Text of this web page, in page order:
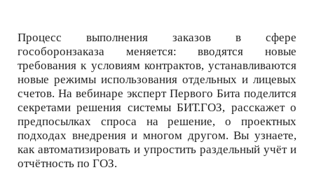
Процесс выполнения заказов в сфере
гособоронзаказа меняется: вводятся новые
требования к условиям контрактов, устанавливаются
новые режимы использования отдельных и лицевых
счетов. На вебинаре эксперт Первого Бита поделится
секретами решения системы БИТ.ГОЗ, расскажет о
предпосылках спроса на решение, о проектных
подходах внедрения и многом другом. Вы узнаете,
как автоматизировать и упростить раздельный учёт и
отчётность по ГОЗ.